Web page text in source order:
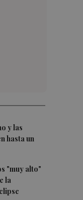
y las
hasta un
"muy alto"
la